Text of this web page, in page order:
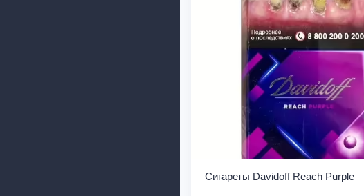
Сигареты Davidoff Reach Purple